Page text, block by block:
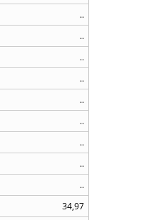
..
..
..
..
..
..
..
..
..
34,97